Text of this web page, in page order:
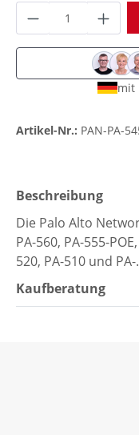
Produkt
mit
Artikel-Nr.: PAN-PA-
Beschreibung
Die Palo Alto
PA-560, PA-555-
520, PA-510 und
Kaufberatung